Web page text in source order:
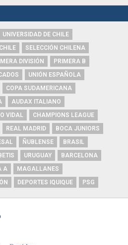
UNIVERSIDAD DE CHILE
CHILE
SELECCIÓN CHILENA
DIVISIÓN
PRIMERA B
UNIÓN ESPAÑOLA
COPA SUDAMERICANA
AUDAX ITALIANO
VIDAL
CHAMPIONS LEAGUE
REAL MADRID
BOCA JUNIORS
ÑUBLENSE
BRASIL
URUGUAY
BARCELONA
A
MAGALLANES
DEPORTES IQUIQUE PSG